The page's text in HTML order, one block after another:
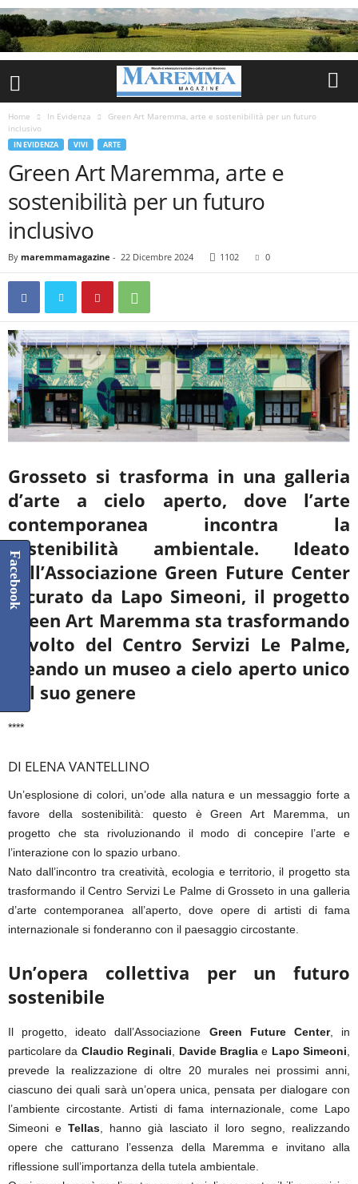
Home In Evidenza
Green Art Maremma, arte e sostenibilità per un futuro
inclusivo
IN EVIDENZA VIVI ARTE
Green Art Maremma, arte e
sostenibilità per un futuro
inclusivo
By maremmamagazine - 22 Dicembre 2024 1102 0
Grosseto si trasforma in una galleria
d’arte a cielo aperto, dove l’arte
contemporanea incontra la
sostenibilità ambientale. Ideato
dall’Associazione Green Future Center
e curato da Lapo Simeoni, il progetto
Green Art Maremma sta trasformando
il volto del Centro Servizi Le Palme,
creando un museo a cielo aperto unico
nel suo genere
****
DI ELENA VANTELLINO
Un’esplosione di colori, un’ode alla natura e un messaggio forte a
favore della sostenibilità: questo è Green Art Maremma, un
progetto che sta rivoluzionando il modo di concepire l’arte e
l’interazione con lo spazio urbano.
Nato dall’incontro tra creatività, ecologia e territorio, il progetto sta
trasformando il Centro Servizi Le Palme di Grosseto in una galleria
d’arte contemporanea all’aperto, dove opere di artisti di fama
internazionale si fonderanno con il paesaggio circostante.
Un’opera collettiva per un futuro
sostenibile
Il progetto, ideato dall’Associazione Green Future Center, in
particolare da Claudio Reginali Davide Bragliae Lapo Simeoni
prevede la realizzazione di oltre 20 murales nei prossimi anni,
ciascuno dei quali sarà un’opera unica, pensata per dialogare con
l’ambiente circostante. Artisti di fama internazionale, come Lapo
Simeoni e Tellas , hanno già lasciato il loro segno, realizzando
opere che catturano l’essenza della Maremma e invitano alla
riflessione sull’importanza della tutela ambientale.
Facebook